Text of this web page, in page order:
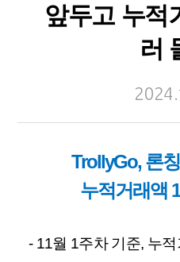
앞두고 누적
러
TrollyGo, 론
누적거래액
- 11월 1주차 기준, 누적